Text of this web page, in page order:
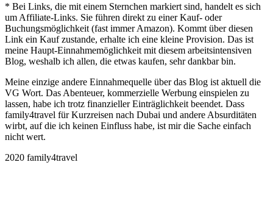
* Bei Links, die mit einem Sternchen markiert sind, handelt es sich
um Affiliate-Links. Sie führen direkt zu einer Kauf- oder
Buchungsmöglichkeit (fast immer Amazon). Kommt über diesen
Link ein Kauf zustande, erhalte ich eine kleine Provision. Das ist
meine Haupt-Einnahmemöglichkeit mit diesem arbeitsintensiven
Blog, weshalb ich allen, die etwas kaufen, sehr dankbar bin.
Meine einzige andere Einnahmequelle über das Blog ist aktuell die
VG Wort. Das Abenteuer, kommerzielle Werbung einspielen zu
lassen, habe ich trotz finanzieller Einträglichkeit beendet. Dass
family4travel für Kurzreisen nach Dubai und andere Absurditäten
wirbt, auf die ich keinen Einfluss habe, ist mir die Sache einfach
nicht wert.
2020 family4travel